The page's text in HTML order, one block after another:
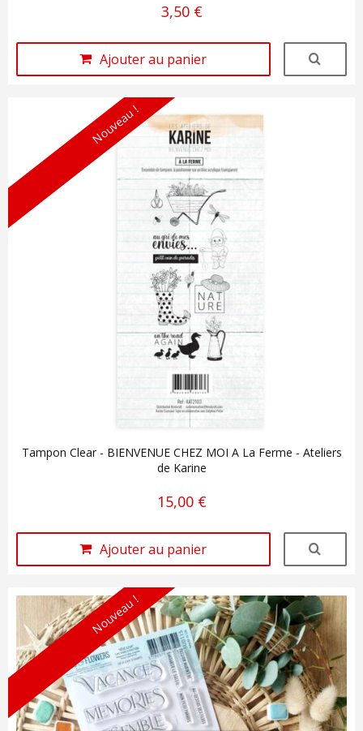
3,50 €
Ajouter au panier
Nouveau !
Tampon Clear - BIENVENUE CHEZ MOI A La Ferme - Ateliers
de Karine
15,00 €
Ajouter au panier
Nouveau !